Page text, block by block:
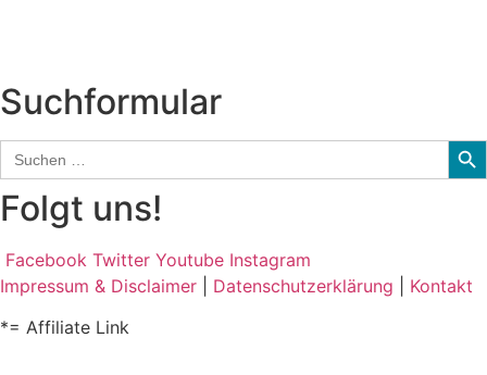
Suchformular
Search
for:
Folgt uns!
Facebook Twitter Youtube Instagram
Impressum & Disclaimer
Datenschutzerklärung
Kontakt
*= Affiliate Link